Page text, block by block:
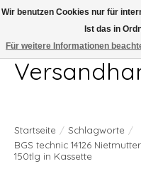
Telefon 04407 715872 MO-DO 7.00-
Startseite / Schlagworte /
BGS technic 14126
150tlg in Kassette
Wir benutzen Cookies nur für
Ist das in
Für weitere Informationen